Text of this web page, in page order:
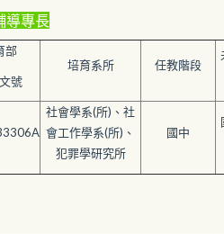
導專長
部
號
培育系所 任教階段
社會學系(所)、社
會工作學系(所)、
犯罪學研究所
國中